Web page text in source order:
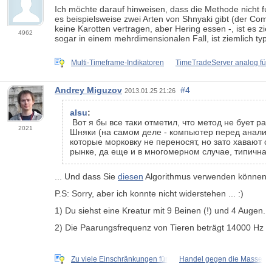
4962
Ich möchte darauf hinweisen, dass die Methode
es beispielsweise zwei Arten von Shnyaki gibt (der
keine Karotten vertragen, aber Hering essen -, ist es
sogar in einem mehrdimensionalen Fall, ist ziemlich
Multi-Timeframe-Indikatoren TimeTradeServer analog
2021
Andrey Miguzov 2013.01.25 21:26 #4
alsu:
Вот я бы все таки отметил, что метод не бует
Шняки (на самом деле - компьютер перед
которые морковку не переносят, но зато
рынке, да еще и в многомерном случае,
... Und dass Sie diesen Algorithmus verwenden
P.S: Sorry, aber ich konnte nicht widerstehen ... :)
1) Du siehst eine Kreatur mit 9 Beinen (!) und 4
2) Die Paarungsfrequenz von Tieren beträgt 14000
Zu viele Einschränkungen für Handel gegen die Masse